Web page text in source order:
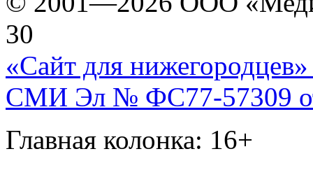
30
«Сайт для нижегородцев»
СМИ Эл № ФС77-57309
Главная колонка: 16+